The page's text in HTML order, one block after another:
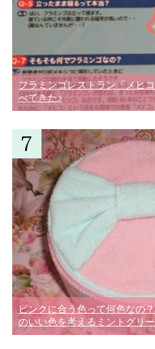
フラミンゴレストラン「メヒ
べてきた♪
ピンクに合う色って何色なの
のいい色を考えるミントグリ